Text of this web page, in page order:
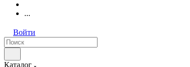
...
Войти
Каталог